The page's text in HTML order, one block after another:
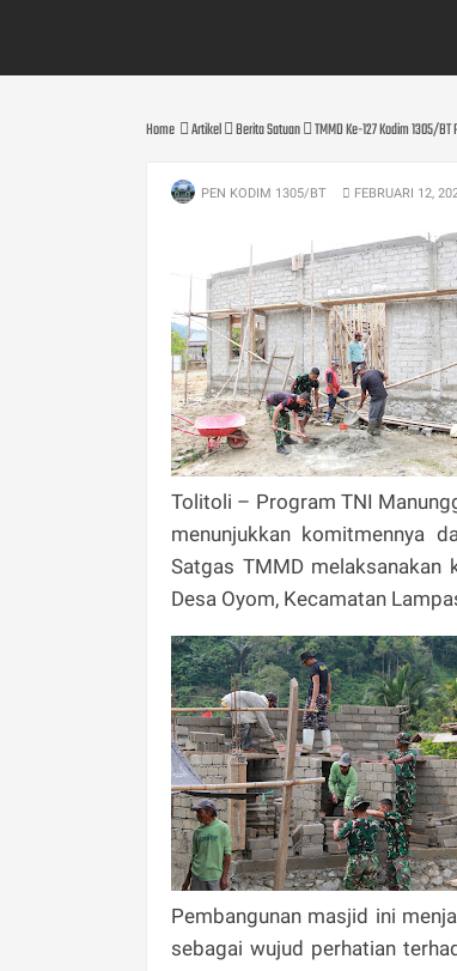
Home Artikel Berita Satuan TMMD Ke-127 Kodim 1305/
PEN KODIM 1305/BT FEBRUARI 12,
Tolitoli – Program TNI
menunjukkan komitmennya
Satgas TMMD melaksanakan
Desa Oyom, Kecamatan
Pembangunan masjid ini
sebagai wujud perhatian